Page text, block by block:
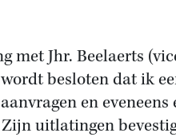
met Jhr. Beelaerts
besloten dat ik
en
uitlatingen